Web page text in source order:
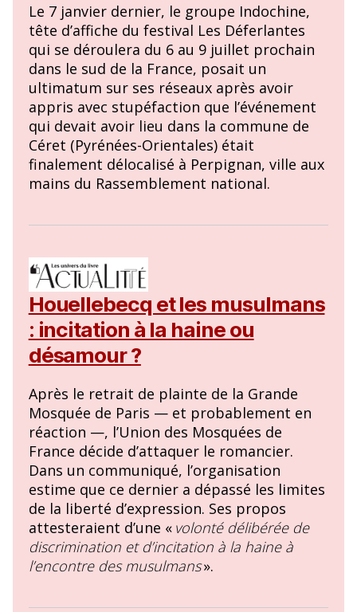
Le 7 janvier dernier, le groupe Indochine,
tête d’affiche du festival Les Déferlantes
qui se déroulera du 6 au 9 juillet prochain
dans le sud de la France, posait un
ultimatum sur ses réseaux après avoir
appris avec stupéfaction que l’événement
qui devait avoir lieu dans la commune de
Céret (Pyrénées-Orientales) était
finalement délocalisé à Perpignan, ville aux
mains du Rassemblement national.
Houellebecq et les musulmans
: incitation à la haine ou
désamour ?
Après le retrait de plainte de la Grande
Mosquée de Paris — et probablement en
réaction —, l’Union des Mosquées de
France décide d’attaquer le romancier.
Dans un communiqué, l’organisation
estime que ce dernier a dépassé les limites
de la liberté d’expression. Ses propos
attesteraient d’une « volonté délibérée de
discrimination et d’incitation à la haine à
l’encontre des musulmans».